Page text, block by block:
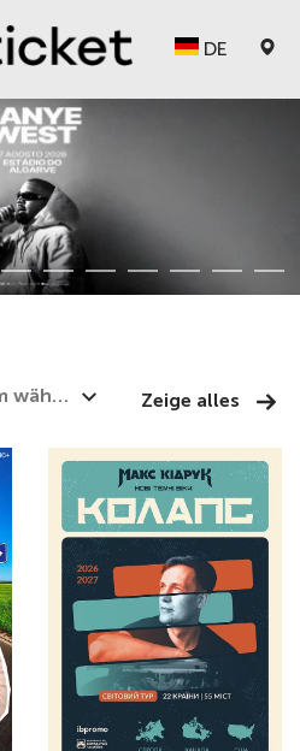
DE
Zeige alles